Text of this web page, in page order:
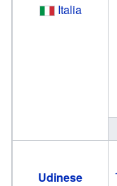
Italia
Udinese